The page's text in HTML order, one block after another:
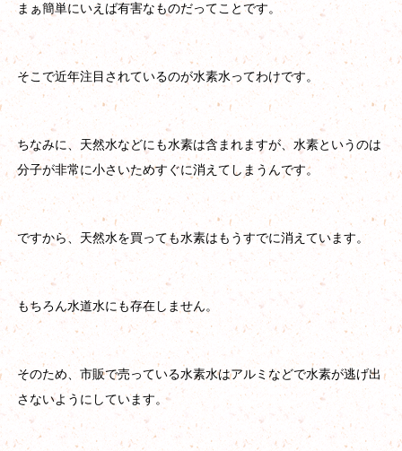
まぁ簡単にいえば有害なものだってことです。
そこで近年注目されているのが水素水ってわけです。
ちなみに、天然水などにも水素は含まれますが、水素というのは
分子が非常に小さいためすぐに消えてしまうんです。
ですから、天然水を買っても水素はもうすでに消えています。
もちろん水道水にも存在しません。
そのため、市販で売っている水素水はアルミなどで水素が逃げ出
さないようにしています。